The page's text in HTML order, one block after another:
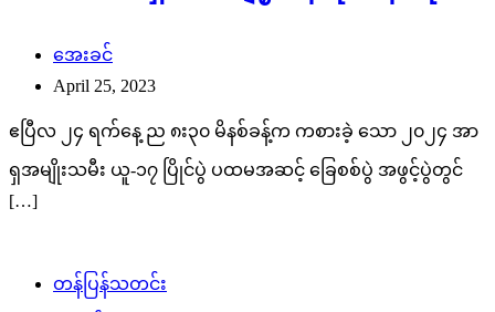
အေးခင်
April 25, 2023
ဧပြီလ ၂၄ ရက်နေ့ ည ၈း၃၀ မိနစ်ခန့်က ကစားခဲ့ သော ၂၀၂၄ အာ
ရှအမျိုးသမီး ယူ-၁၇ ပြိုင်ပွဲ ပထမအဆင့် ခြေစစ်ပွဲ အဖွင့်ပွဲတွင်
[…]
တန်ပြန်သတင်း